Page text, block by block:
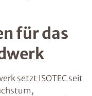
für das
setzt ISOTEC seit